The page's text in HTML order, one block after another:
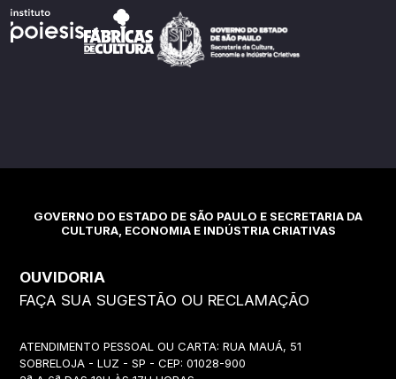
GOVERNO DO ESTADO DE SÃO PAULO E SECRETARIA DA
CULTURA, ECONOMIA E INDÚSTRIA CRIATIVAS
OUVIDORIA
FAÇA SUA SUGESTÃO OU RECLAMAÇÃO
ATENDIMENTO PESSOAL OU CARTA: RUA MAUÁ, 51
SOBRELOJA - LUZ - SP - CEP: 01028-900